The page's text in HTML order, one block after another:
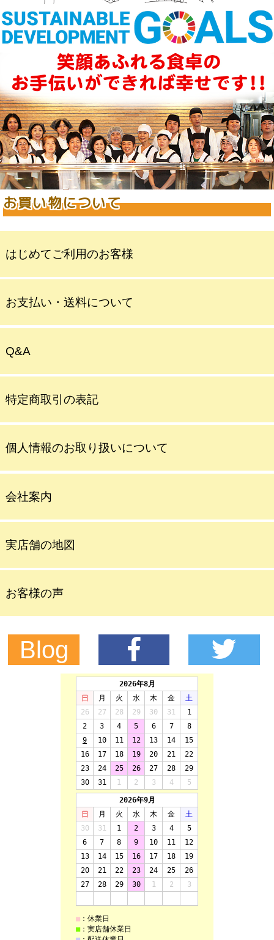
お買い物について
はじめてご利用のお客様
お支払い・送料について
Q&A
特定商取引の表記
個人情報のお取り扱いについて
会社案内
実店舗の地図
お客様の声
Blog